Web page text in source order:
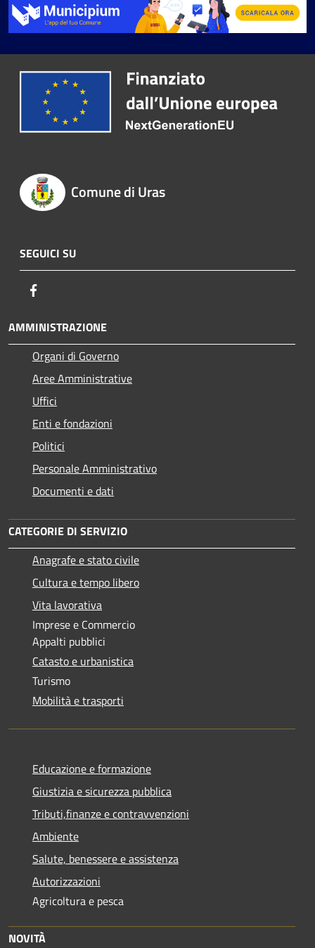
Comune di Uras
SEGUICI SU
AMMINISTRAZIONE
Organi di Governo
Aree Amministrative
Uffici
Enti e fondazioni
Politici
Personale Amministrativo
Documenti e dati
CATEGORIE DI SERVIZIO
Anagrafe e stato civile
Cultura e tempo libero
Vita lavorativa
Imprese e Commercio
Appalti pubblici
Catasto e urbanistica
Turismo
Mobilità e trasporti
Educazione e formazione
Giustizia e sicurezza pubblica
Tributi,finanze e contravvenzioni
Ambiente
Salute, benessere e assistenza
Autorizzazioni
Agricoltura e pesca
NOVITÀ